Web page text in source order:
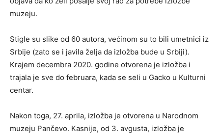
muzeju.
Stigle su slike od 60 autora, većinom su to bili umetnici iz
Srbije (zato se i javila želja da izložba bude u Srbiji).
Krajem decembra 2020. godine otvorena je izložba i
trajala je sve do februara, kada se seli u Gacko u Kulturni
centar.
Nakon toga, 27. aprila, izložba je otvorena u Narodnom
muzeju Pančevo. Kasnije, od 3. avgusta, izložba je